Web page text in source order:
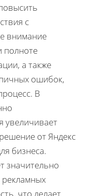
с
внимание
полноте
а также
ошибок,
В
увеличивает
от Яндекс
бизнеса.
значительно